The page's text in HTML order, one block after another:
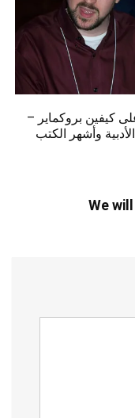
كيفين بروكماير –
وأشهر الكتب
We